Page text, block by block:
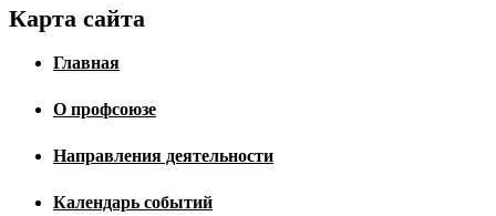
Карта сайта
Главная
О профсоюзе
Направления деятельности
Календарь событий